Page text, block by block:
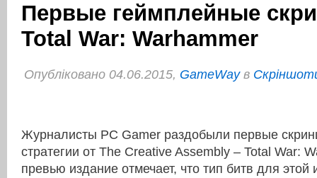
Первые геймплейные
Total War: Warhammer
Опубліковано 04.06.2015, GameWayв
Журналисты PC Gamer раздобыли первые
стратегии от The Creative Assembly – Total War:
превью издание отмечает, что тип битв для этой